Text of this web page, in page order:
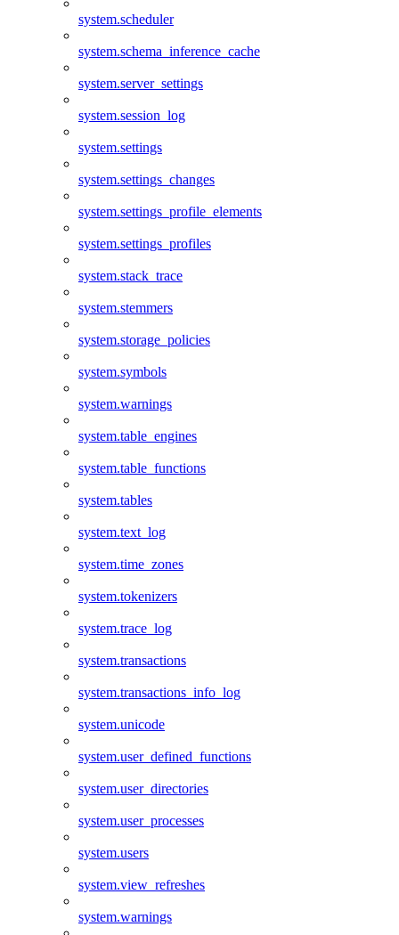
system.scheduler
system.schema_inference_cache
system.server_settings
system.session_log
system.settings
system.settings_changes
system.settings_profile_elements
system.settings_profiles
system.stack_trace
system.stemmers
system.storage_policies
system.symbols
system.warnings
system.table_engines
system.table_functions
system.tables
system.text_log
system.time_zones
system.tokenizers
system.trace_log
system.transactions
system.transactions_info_log
system.unicode
system.user_defined_functions
system.user_directories
system.user_processes
system.users
system.view_refreshes
system.warnings